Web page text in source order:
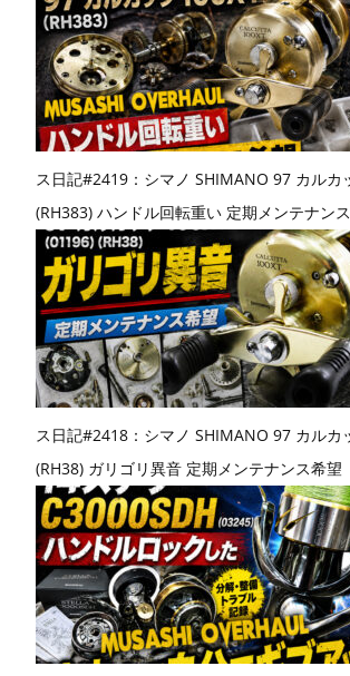
ス日記#2419：シマノ SHIMANO 97 カルカ
(RH383) ハンドル回転重い 定期メンテナン
ス日記#2418：シマノ SHIMANO 97 カルカ
(RH38) ガリゴリ異音 定期メンテナンス希望